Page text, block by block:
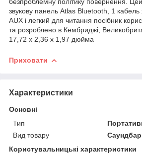
звукову панель Atlas Bluetooth, 1
AUX і легкий для читання посібник
та розроблено в Кембриджі,
17,72 x 2,36 x 1,97 дюйма
Приховати
Характеристики
Основні
Тип
Вид товару
Саундбар
Користувальницькі характеристики